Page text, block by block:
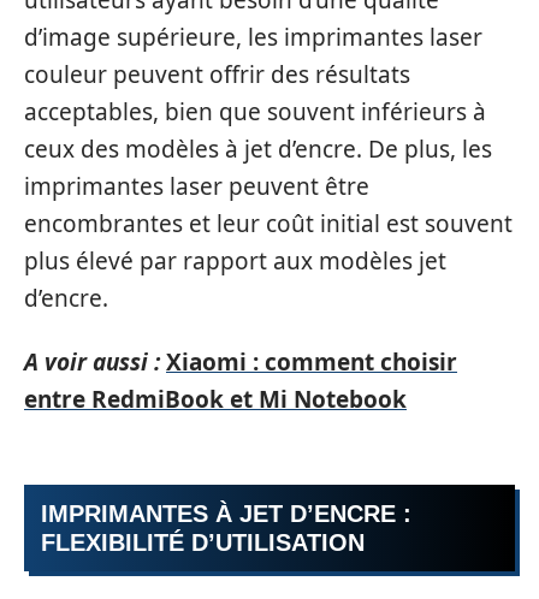
d’image supérieure, les imprimantes laser
couleur peuvent offrir des résultats
acceptables, bien que souvent inférieurs à
ceux des modèles à jet d’encre. De plus, les
imprimantes laser peuvent être
encombrantes et leur coût initial est souvent
plus élevé par rapport aux modèles jet
d’encre.
A voir aussi :Xiaomi : comment choisir
entre RedmiBook et Mi Notebook
IMPRIMANTES À JET D’ENCRE :
FLEXIBILITÉ D’UTILISATION